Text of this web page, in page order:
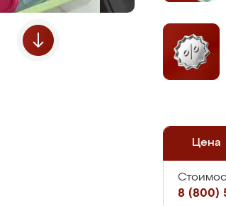
Цена
8 (800)